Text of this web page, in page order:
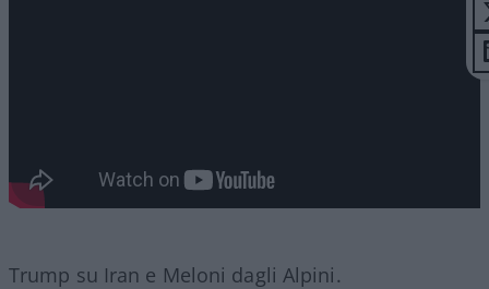
Trump su Iran e Meloni dagli Alpini.